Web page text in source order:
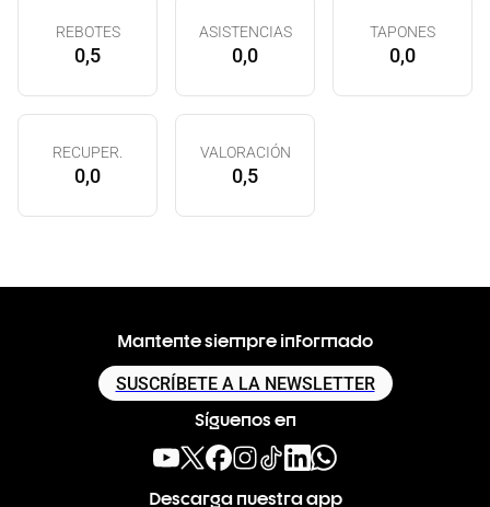
REBOTES
0,5
ASISTENCIAS
0,0
TAPONES
0,0
RECUPER.
0,0
VALORACIÓN
0,5
Mantente siempre informado
SUSCRÍBETE A LA NEWSLETTER
Síguenos en
Descarga nuestra app